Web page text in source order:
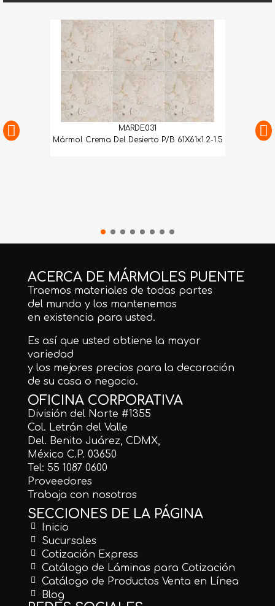
MARDE031
Mármol Crema Del Desierto P/B 61X61x1.2-1.5
ACERCA DE MÁRMOLES PUENTE
Traemos materiales de todas partes
del mundo y los mantenemos
en existencia para usted.
Es así que usted obtiene la mayor
variedad
y los mejores precios para la decoración
de su casa o negocio.
OFICINA CORPORATIVA
División del Norte #1355
Col. Letrán del Valle
Del. Benito Juárez, CDMX,
México C.P. 03650
Tel: 55 1087 0600
Proveedores
Trabaja con nosotros
SECCIONES DE LA PÁGINA
Inicio
Sucursales
Cotización Express
Catálogo de Láminas para Cotización
Catálogo de Productos Venta en Línea
Blog